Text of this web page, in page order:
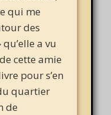
qui me
des
a vu
cette amie
pour s’en
quartier
de